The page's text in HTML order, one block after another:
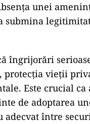
unei
submina
îngrijorări
vieții
Este crucial ca
de adoptarea
adecvat între